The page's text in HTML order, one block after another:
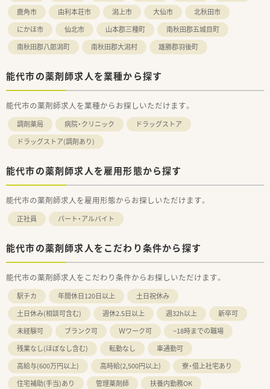
鹿角市
由利本荘市 潟上市 大仙市
北秋田市
にかほ市
仙北市 山本郡三種町
南秋田郡五城目町
南秋田郡八郎潟町
南秋田郡大潟村 雄勝郡羽後町
能代市の薬剤師求人を業種から探す
能代市の薬剤師求人を業種からお探しいただけます。
調剤薬局 病院・クリニック
ドラッグストア
ドラッグストア(調剤あり)
能代市の薬剤師求人を雇用形態から探す
能代市の薬剤師求人を雇用形態からお探しいただけます。
正社員 パート・アルバイト
能代市の薬剤師求人をこだわり条件から探す
能代市の薬剤師求人をこだわり条件からお探しいただけます。
駅チカ 年間休日120日以上
土日祝休み
土日休み(相談可含む)
週休2.5日以上 週32h以上
新卒可
未経験可
ブランク可 Ｗワーク可
~18時までの職場
残業なし(ほぼなし含む)
転勤なし
車通勤可
高給与(600万円以上)
高時給(2,500円以上)
寮・借上社宅あり
住宅補助(手当)あり
管理薬剤師
扶養内勤務OK